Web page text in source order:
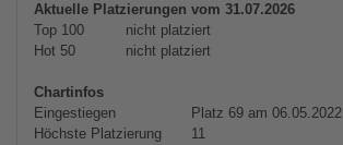
Aktuelle Platzierungen vom 31.07.2026
Top 100
nicht platziert
Hot 50
nicht platziert
Chartinfos
Eingestiegen
Platz 69 am 06.05.2022
Höchste Platzierung
11